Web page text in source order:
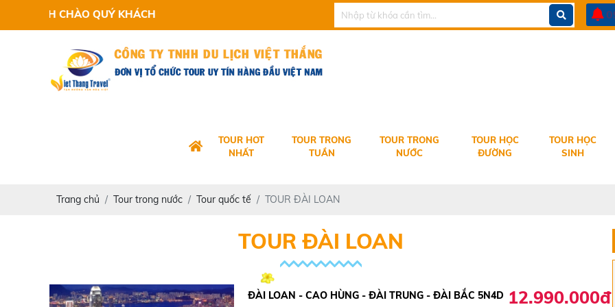
KÍNH CHÀO QUÝ KHÁCH
TOUR HOT
NHẤT
TOUR TRONG
TUẦN
TOUR TRONG
NƯỚC
TOUR HỌC
ĐƯỜNG
TOUR HỌC
SINH
Trang chủ Tour trong nước Tour quốc tế TOUR ĐÀI LOAN
TOUR ĐÀI LOAN
ĐÀI LOAN - CAO HÙNG - ĐÀI TRUNG - ĐÀI BẮC 5N4D 12.990.000đ